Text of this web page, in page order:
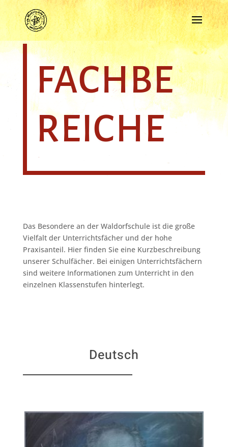
FACHBE
REICHE
Das Besondere an der Waldorfschule ist die große
Vielfalt der Unterrichtsfächer und der hohe
Praxisanteil. Hier finden Sie eine Kurzbeschreibung
unserer Schulfächer. Bei einigen Unterrichtsfächern
sind weitere Informationen zum Unterricht in den
einzelnen Klassenstufen hinterlegt.
Deutsch